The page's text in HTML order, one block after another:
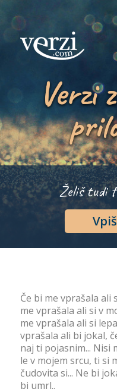
Verzi
Želiš tudi
Če bi me vprašala ali
me vprašala ali si v
me vprašala ali si
vprašala ali bi jokal,
naj ti pojasnim... Nisi
le v mojem srcu, ti si
čudovita si... Ne bi
bi umrl..